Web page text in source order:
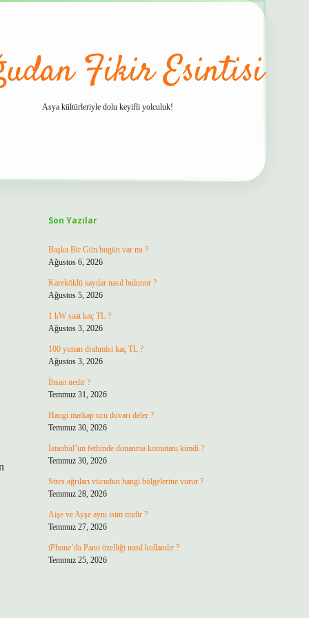
Fikir Esintisi
Asya kültürleriyle dolu keyifli yolculuk!
Son Yazılar
Başka Bir Gün bugün var mı ?
Ağustos 6, 2026
Kareköklü sayılar nasıl bulunur ?
Ağustos 5, 2026
1 kW saat kaç TL ?
Ağustos 3, 2026
100 yunan drahmisi kaç TL ?
Ağustos 3, 2026
İhsan nedir ?
Temmuz 31, 2026
Hangi matkap ucu duvarı deler ?
Temmuz 30, 2026
İstanbul’un fethinde donanma komutanı kimdi ?
Temmuz 30, 2026
Stres ağrıları vücudun hangi bölgelerine vurur ?
Temmuz 28, 2026
Aişe ve Ayşe aynı isim midir ?
Temmuz 27, 2026
iPhone’da Pano özelliği nasıl kullanılır ?
Temmuz 25, 2026